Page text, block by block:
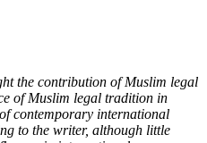
the contribution of Muslim legal
of Muslim legal tradition in
contemporary international
to the writer, although little